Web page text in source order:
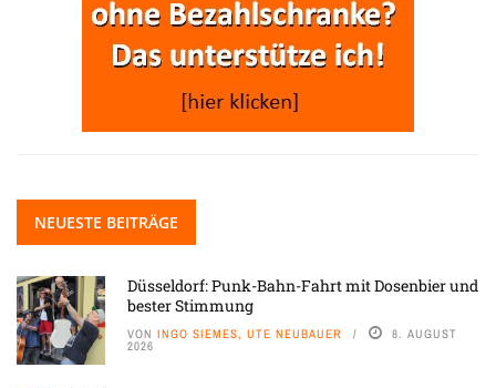
NEUESTE BEITRÄGE
Düsseldorf: Punk-Bahn-Fahrt mit Dosenbier und
bester Stimmung
VON INGO SIEMES, UTE NEUBAUER 8. AUGUST
2026